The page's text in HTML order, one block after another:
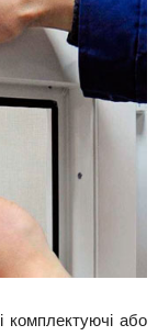
комплектуючі або